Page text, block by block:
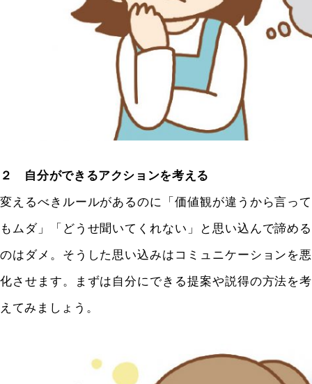
２ 自分ができるアクションを考える
変えるべきルールがあるのに「価値観が違うから言って
もムダ」「どうせ聞いてくれない」と思い込んで諦める
のはダメ。そうした思い込みはコミュニケーションを悪
化させます。まずは自分にできる提案や説得の方法を考
えてみましょう。